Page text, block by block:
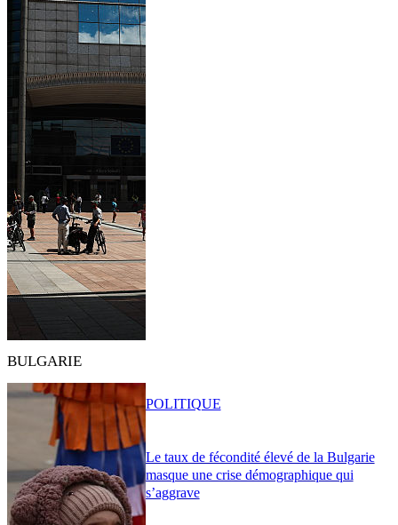
BULGARIE
Le taux de fécondité élevé de la Bulgarie
masque une crise démographique qui
s’aggrave
POLITIQUE